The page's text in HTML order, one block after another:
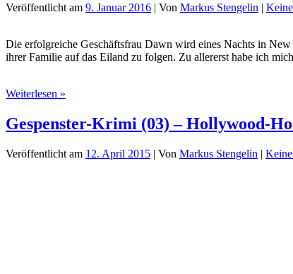
Veröffentlicht am 9. Januar 2016 | Von Markus Stengelin |
Die erfolgreiche Geschäftsfrau Dawn wird eines Nachts in
ihrer Familie auf das Eiland zu folgen. Zu allererst habe ich
Weiterlesen »
–
X-
Gespenster-Krimi (03) – Hollywood-
Veröffentlicht am 12. April 2015 | Von Markus Stengelin |